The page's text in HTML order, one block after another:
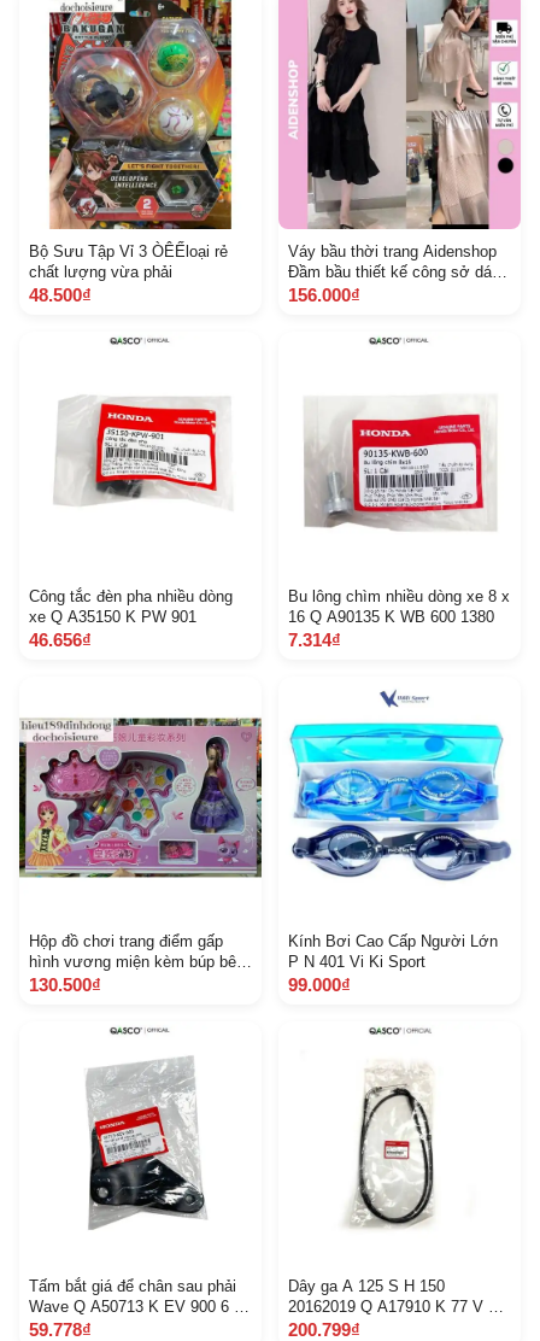
Bộ Sưu Tập Vỉ 3 ÒÊẾloại rẻ
chất lượng vừa phải
48.500₫
Váy bầu thời trang Aidenshop
Đầm bầu thiết kế công sở dáng
suông 4568 kg V B 023
156.000₫
Công tắc đèn pha nhiều dòng
xe Q A35150 K PW 901
46.656₫
Bu lông chìm nhiều dòng xe 8 x
16 Q A90135 K WB 600 1380
7.314₫
Hộp đồ chơi trang điểm gấp
hình vương miện kèm búp bê
ảnh thật
130.500₫
Kính Bơi Cao Cấp Người Lớn
P N 401 Vi Ki Sport
99.000₫
Tấm bắt giá để chân sau phải
Wave Q A50713 K EV 900 6 C
2 F
59.778₫
Dây ga A 125 S H 150
20162019 Q A17910 K 77 V 01
M 1 E
200.799₫